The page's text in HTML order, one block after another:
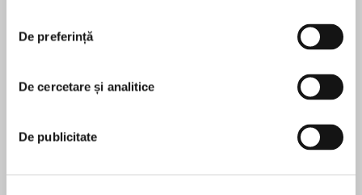
De preferință
De cercetare și analitice
De publicitate
Times bestselling author of Duty and Be True to
Your School.
Growing up in Bexley, Ohio, Bob Greene and his
four best friends -- Allen, Chuck, Dan, and Jack
-- were inseparable. Of the four, Jack was Bob's
very best friend, a bond forged from the
MAI MULT
pentru această carte